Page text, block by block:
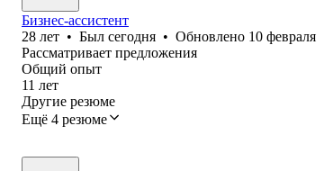
Бизнес-ассистент
28 лет • Был сегодня • Обновлено 10 февраля
Рассматривает предложения
Общий опыт
11 лет
Другие резюме
Ещё 4 резюме